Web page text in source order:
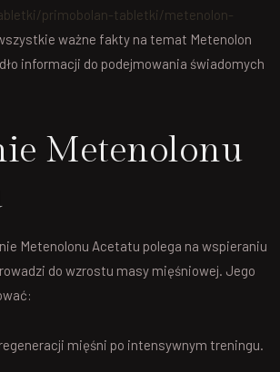
primobolan-tabletki/metenolon-
ważne fakty na temat Metenolon
informacji do podejmowania świadomych
Metenolonu
Metenolonu Acetatu polega na wspieraniu
do wzrostu masy mięśniowej. Jego
mięśni po intensywnym treningu.